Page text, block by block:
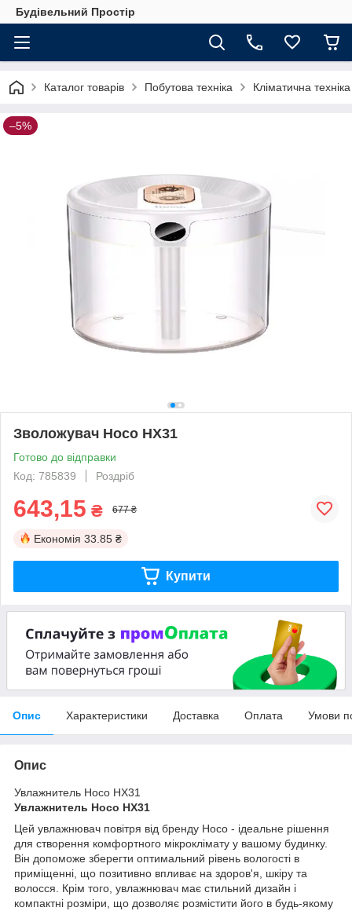
Будівельний Простір
Каталог товарів Побутова техніка Кліматична техніка
–5%
Зволожувач Hoco HX31
Готово до відправки
Код: 785839
Роздріб
643,15 ₴ 677 ₴
Економія 33.85 ₴
Купити
Опис Характеристики Доставка Оплата Умови
Опис
Увлажнитель Hoco HX31
Увлажнитель Hoco HX31
Цей увлажнювач повітря від бренду Hoco - ідеальне рішення
для створення комфортного мікроклімату у вашому будинку.
Він допоможе зберегти оптимальний рівень вологості в
приміщенні, що позитивно впливає на здоров'я, шкіру та
волосся. Крім того, увлажнювач має стильний дизайн і
компактні розміри, що дозволяє розмістити його в будь-якому